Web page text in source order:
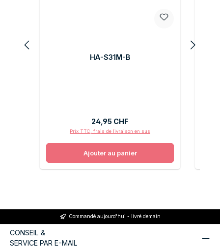
HA-S31M-B
Prix régulier :
24,95 CHF
Prix TTC, frais de livraison en sus
Ajouter au panier
Commandé aujourd'hui - livré demain
CONSEIL &
SERVICE PAR E-MAIL